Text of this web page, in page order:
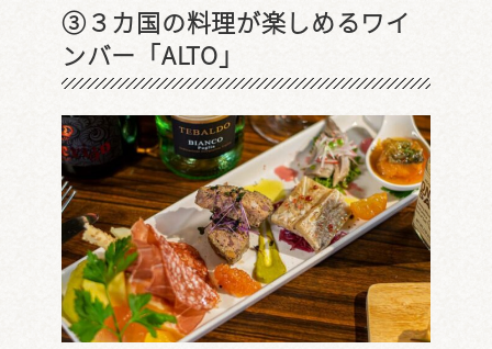
③３カ国の料理が楽しめるワイ
ンバー「ALTO」